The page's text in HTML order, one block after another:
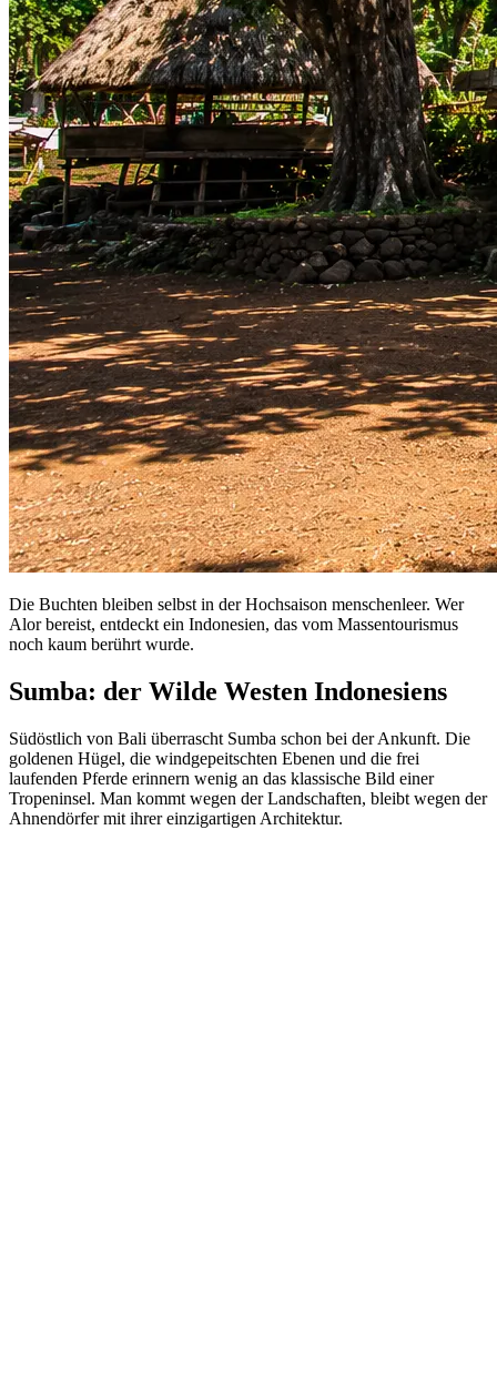
Die Buchten bleiben selbst in der Hochsaison menschenleer. Wer
Alor bereist, entdeckt ein Indonesien, das vom Massentourismus
noch kaum berührt wurde.
Sumba: der Wilde Westen Indonesiens
Südöstlich von Bali überrascht Sumba schon bei der Ankunft. Die
goldenen Hügel, die windgepeitschten Ebenen und die frei
laufenden Pferde erinnern wenig an das klassische Bild einer
Tropeninsel. Man kommt wegen der Landschaften, bleibt wegen der
Ahnendörfer mit ihrer einzigartigen Architektur.